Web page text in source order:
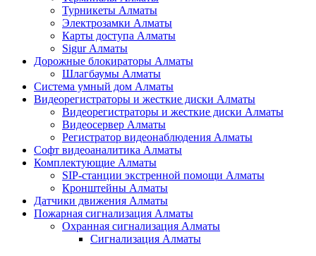
Турникеты Алматы
Электрозамки Алматы
Карты доступа Алматы
Sigur Алматы
Дорожные блокираторы Алматы
Шлагбаумы Алматы
Система умный дом Алматы
Видеорегистраторы и жесткие диски Алматы
Видеорегистраторы и жесткие диски Алматы
Видеосервер Алматы
Регистратор видеонаблюдения Алматы
Софт видеоаналитика Алматы
Комплектующие Алматы
SIP-станции экстренной помощи Алматы
Кронштейны Алматы
Датчики движения Алматы
Пожарная сигнализация Алматы
Охранная сигнализация Алматы
Сигнализация Алматы